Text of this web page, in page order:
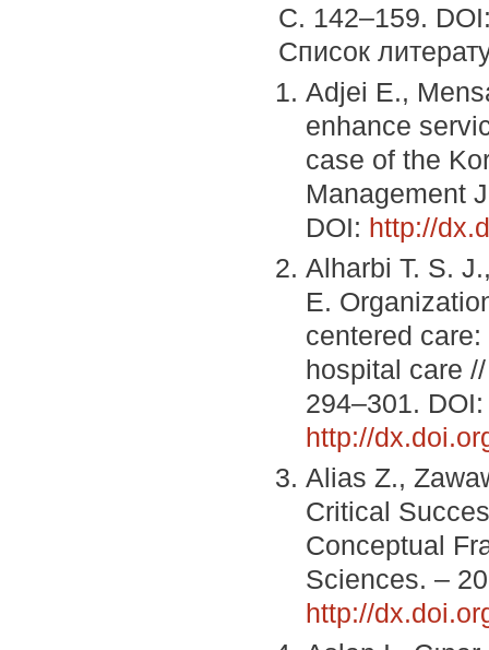
С. 142–159.
Список
Adjei E.,
enhance
case of the
Management
DOI: http://
Alharbi T. S.
E.
centered
hospital care
294–301. DOI:
http://
Alias Z.,
Critical
Conceptual
Sciences. –
http://